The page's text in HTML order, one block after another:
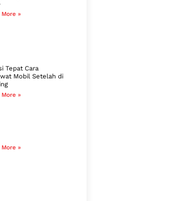
More »
Tepat Cara
Mobil Setelah di
More »
More »